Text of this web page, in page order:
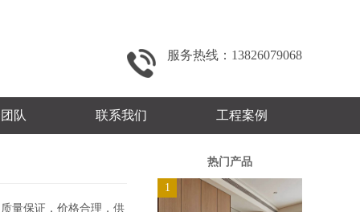
服务热线：13826079068
队 联系我们 工程案例
量保证，价格合理，供
热门产品
1